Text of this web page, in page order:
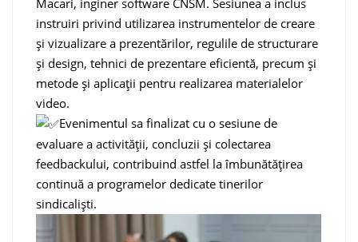
instruiri privind utilizarea instrumentelor de creare
și vizualizare a prezentărilor, regulile de structurare
și design, tehnici de prezentare eficientă, precum și
metode și aplicații pentru realizarea materialelor
video.
Evenimentul sa finalizat cu o sesiune de
evaluare a activității, concluzii și colectarea
feedbackului, contribuind astfel la îmbunătățirea
continuă a programelor dedicate tinerilor
sindicaliști.